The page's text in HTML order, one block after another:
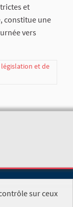
et
constitue une
vers
et de
sur ceux